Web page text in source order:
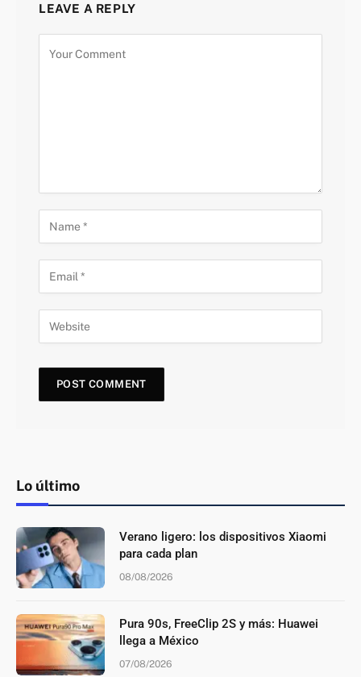
LEAVE A REPLY
Lo último
Verano ligero: los dispositivos Xiaomi
para cada plan
08/08/2026
Pura 90s, FreeClip 2S y más: Huawei
llega a México
07/08/2026